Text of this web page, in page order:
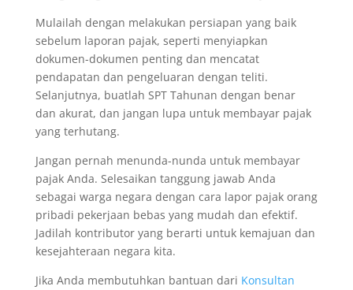
Mulailah dengan melakukan persiapan yang baik
sebelum laporan pajak, seperti menyiapkan
dokumen-dokumen penting dan mencatat
pendapatan dan pengeluaran dengan teliti.
Selanjutnya, buatlah SPT Tahunan dengan benar
dan akurat, dan jangan lupa untuk membayar pajak
yang terhutang.
Jangan pernah menunda-nunda untuk membayar
pajak Anda. Selesaikan tanggung jawab Anda
sebagai warga negara dengan cara lapor pajak orang
pribadi pekerjaan bebas yang mudah dan efektif.
Jadilah kontributor yang berarti untuk kemajuan dan
kesejahteraan negara kita.
Jika Anda membutuhkan bantuan dari Konsultan